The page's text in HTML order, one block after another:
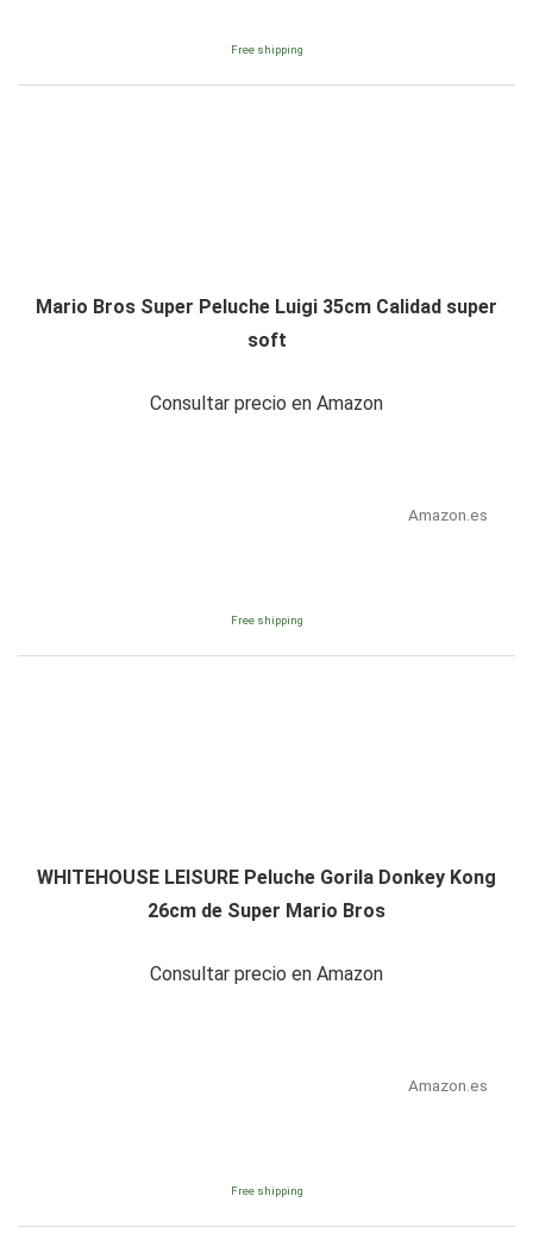
Free shipping
Mario Bros Super Peluche Luigi 35cm Calidad super
soft
Consultar precio en Amazon
Amazon.es
Free shipping
WHITEHOUSE LEISURE Peluche Gorila Donkey Kong
26cm de Super Mario Bros
Consultar precio en Amazon
Amazon.es
Free shipping